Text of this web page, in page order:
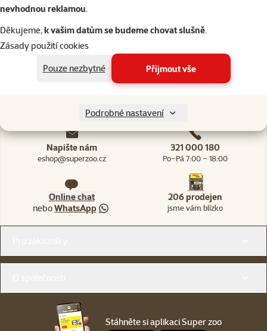
nevhodnou reklamou.
Děkujeme,k vašim datům se budeme chovat slušně.
Zásady použití cookies
Pouze nezbytné
Přijmout vše
Podrobné nastavení
Líbil se vám článek? Sdílejte ho dál!
facebook
x (dříve twitter)
Napište nám
eshop@superzoo.cz
321 000 180
Po–Pá 7:00 – 18:00
Online chat
neboWhatsApp
206 prodejen
jsme vám blízko
Stáhněte si aplikaci Super zoo